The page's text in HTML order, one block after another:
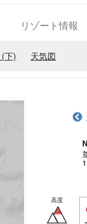
リゾート情報
(下) 天気図
高度